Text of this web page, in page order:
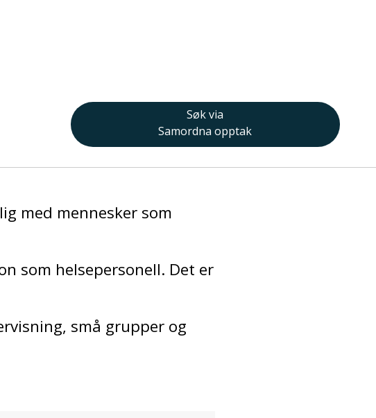
Søk via
Samordna opptak
med mennesker som
som helsepersonell. Det er
små grupper og